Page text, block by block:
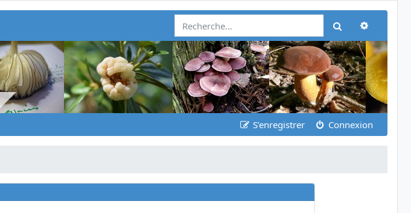
Rechercher
S’enregistrer Connexion